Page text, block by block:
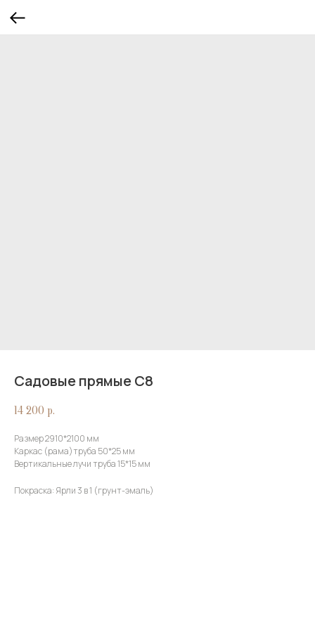
Садовые прямые С8
14 200 р.
Размер 2910*2100 мм
Каркас (рама)труба 50*25 мм
Вертикальные лучи труба 15*15 мм
Покраска: Ярли 3 в 1 (грунт-эмаль)